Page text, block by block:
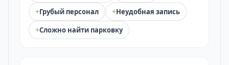
+Грубый персонал +Неудобная запись
+Сложно найти парковку